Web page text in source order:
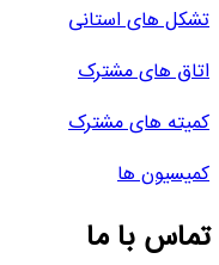
تشکل های استانی
اتاق های مشترک
کمیته های مشترک
کمیسیون ها
تماس با ما